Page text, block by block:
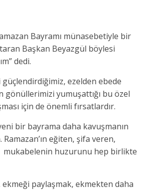
Bayramı münasebetiyle bir
Başkan Beyazgül böylesi
dedi.
ezelden ebede
yumuşattığı bu özel
için de önemli fırsatlardır.
bir bayrama daha kavuşmanın
eğiten, şifa veren,
mukabelenin huzurunu hep birlikte
ekmeği paylaşmak, ekmekten daha